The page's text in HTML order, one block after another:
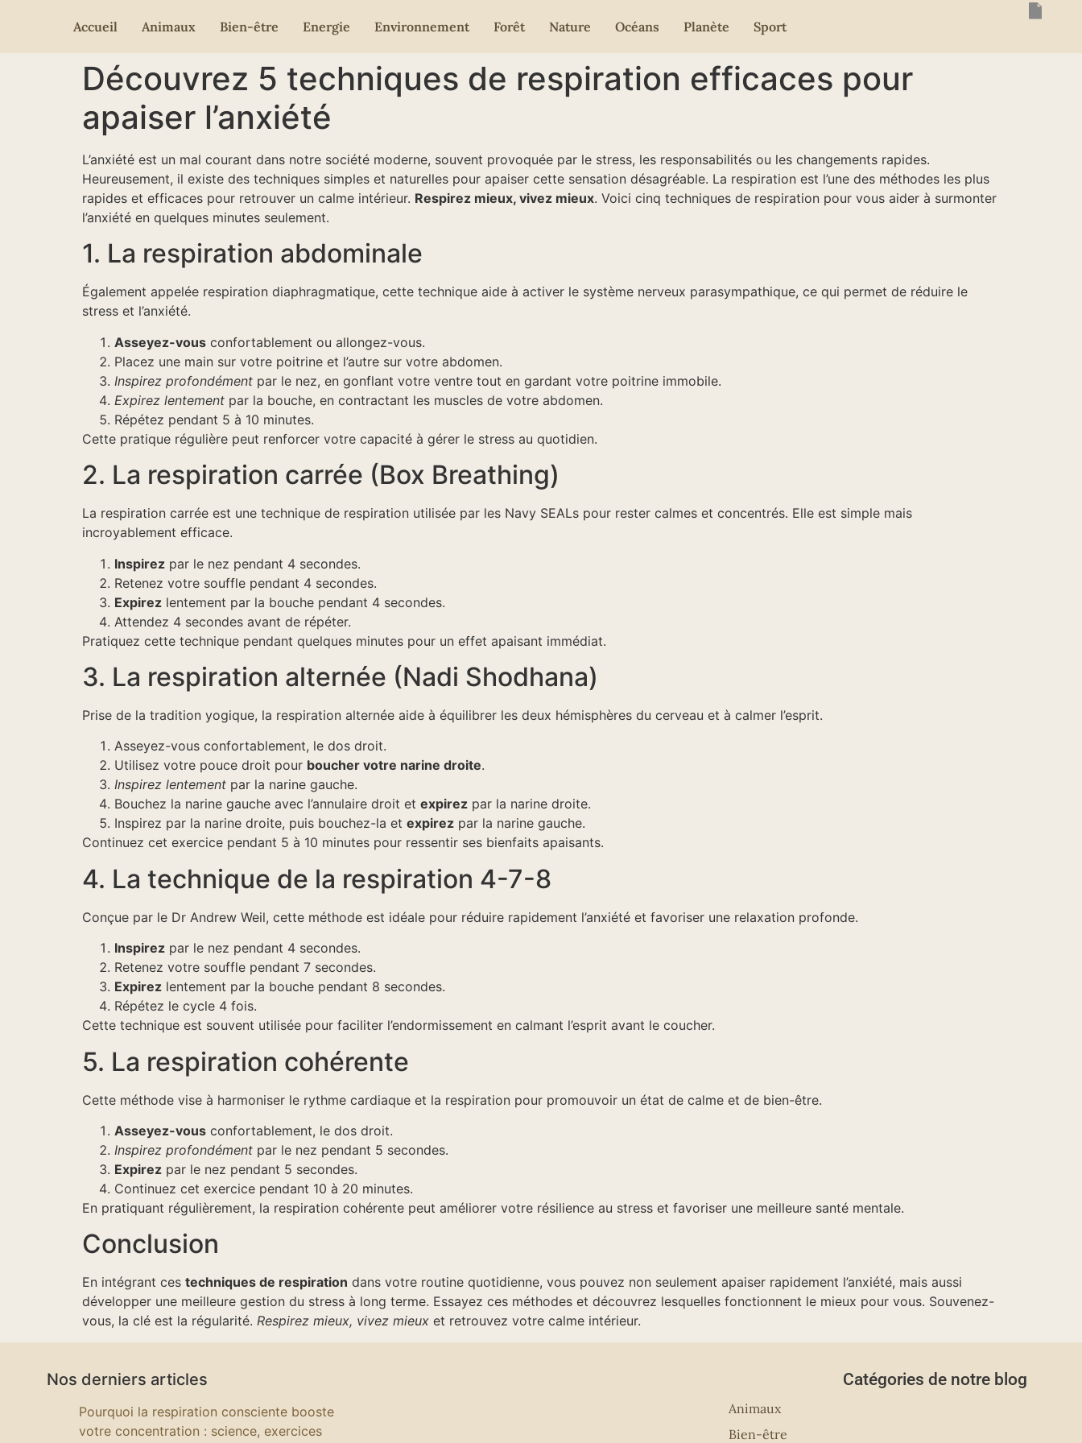
Accueil Animaux Bien-être Energie Environnement Forêt Nature Océans Planète Sport
Découvrez 5 techniques de respiration efficaces pour
apaiser l’anxiété
L’anxiété est un mal courant dans notre société moderne, souvent provoquée par le stress, les responsabilités ou les changements rapides.
Heureusement, il existe des techniques simples et naturelles pour apaiser cette sensation désagréable. La respiration est l’une des méthodes les plus
rapides et efficaces pour retrouver un calme intérieur. Respirez mieux, vivez mieux. Voici cinq techniques de respiration pour vous aider à surmonter
l’anxiété en quelques minutes seulement.
1. La respiration abdominale
Également appelée respiration diaphragmatique, cette technique aide à activer le système nerveux parasympathique, ce qui permet de réduire le
stress et l’anxiété.
Asseyez-vous confortablement ou allongez-vous.
Placez une main sur votre poitrine et l’autre sur votre abdomen.
Inspirez profondément par le nez, en gonflant votre ventre tout en gardant votre poitrine immobile.
Expirez lentement par la bouche, en contractant les muscles de votre abdomen.
Répétez pendant 5 à 10 minutes.
Cette pratique régulière peut renforcer votre capacité à gérer le stress au quotidien.
2. La respiration carrée (Box Breathing)
La respiration carrée est une technique de respiration utilisée par les Navy SEALs pour rester calmes et concentrés. Elle est simple mais
incroyablement efficace.
Inspirez par le nez pendant 4 secondes.
Retenez votre souffle pendant 4 secondes.
Expirez lentement par la bouche pendant 4 secondes.
Attendez 4 secondes avant de répéter.
Pratiquez cette technique pendant quelques minutes pour un effet apaisant immédiat.
3. La respiration alternée (Nadi Shodhana)
Prise de la tradition yogique, la respiration alternée aide à équilibrer les deux hémisphères du cerveau et à calmer l’esprit.
Asseyez-vous confortablement, le dos droit.
Utilisez votre pouce droit pour boucher votre narine droite.
Inspirez lentement par la narine gauche.
Bouchez la narine gauche avec l’annulaire droit et expirez par la narine droite.
Inspirez par la narine droite, puis bouchez-la et expirez par la narine gauche.
Continuez cet exercice pendant 5 à 10 minutes pour ressentir ses bienfaits apaisants.
4. La technique de la respiration 4-7-8
Conçue par le Dr Andrew Weil, cette méthode est idéale pour réduire rapidement l’anxiété et favoriser une relaxation profonde.
Inspirez par le nez pendant 4 secondes.
Retenez votre souffle pendant 7 secondes.
Expirez lentement par la bouche pendant 8 secondes.
Répétez le cycle 4 fois.
Cette technique est souvent utilisée pour faciliter l’endormissement en calmant l’esprit avant le coucher.
5. La respiration cohérente
Cette méthode vise à harmoniser le rythme cardiaque et la respiration pour promouvoir un état de calme et de bien-être.
Asseyez-vous confortablement, le dos droit.
Inspirez profondément par le nez pendant 5 secondes.
Expirez par le nez pendant 5 secondes.
Continuez cet exercice pendant 10 à 20 minutes.
En pratiquant régulièrement, la respiration cohérente peut améliorer votre résilience au stress et favoriser une meilleure santé mentale.
Conclusion
En intégrant ces techniques de respiration dans votre routine quotidienne, vous pouvez non seulement apaiser rapidement l’anxiété, mais aussi
développer une meilleure gestion du stress à long terme. Essayez ces méthodes et découvrez lesquelles fonctionnent le mieux pour vous. Souvenez-
vous, la clé est la régularité. Respirez mieux, vivez mieux et retrouvez votre calme intérieur.
Nos derniers articles
Pourquoi la respiration consciente booste
votre concentration : science, exercices
Catégories de notre blog
Animaux
Bien-être